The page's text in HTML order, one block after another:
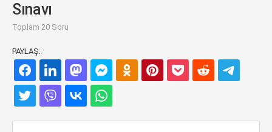
Sınavı
Toplam 20 Soru
PAYLAŞ: